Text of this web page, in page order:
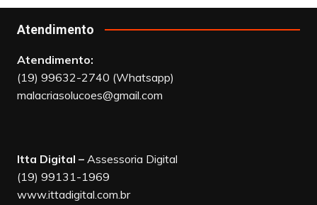
Atendimento
Atendimento:
(19) 99632-2740 (Whatsapp)
malacriasolucoes@gmail.com
Itta Digital – Assessoria Digital
(19) 99131-1969
www.ittadigital.com.br